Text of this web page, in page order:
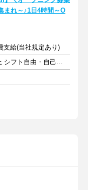
れ～♪1日4時間～O
支給(当社規定あり)
週3日以上 1日4時間以上 シフト自由・自己申告